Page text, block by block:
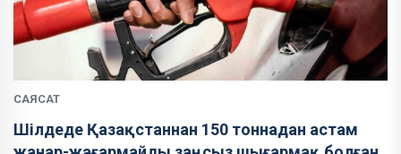
САЯСАТ
Шілдеде Қазақстаннан 150 тоннадан астам